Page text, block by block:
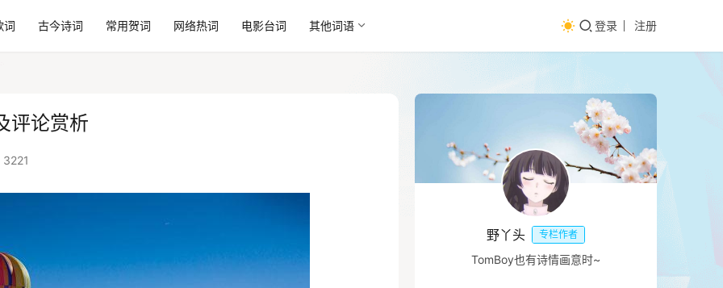
词 古今诗词 常用贺词 网络热词 电影台词 其他词语 登录 注册
评论赏析
3221
野丫头 专栏作者
TomBoy也有诗情画意时~